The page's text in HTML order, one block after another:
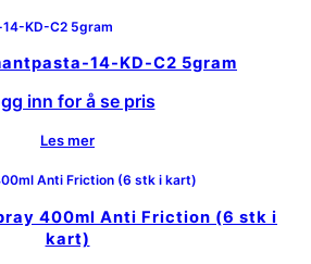
14-KD-C2 5gram
inn for å se pris
Les mer
400ml Anti Friction (6 stk i
kart)